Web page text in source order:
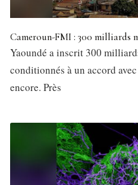
Cameroun-FMI : 300 milliards
Yaoundé a inscrit 300
conditionnés à un accord
encore. Près